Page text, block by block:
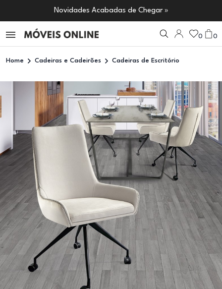
Novidades Acabadas de Chegar »
0 0
Home Cadeiras e Cadeirões Cadeiras de Escritório